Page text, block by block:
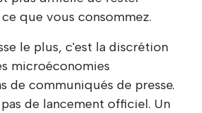
que vous consommez.
le plus, c'est la discrétion
microéconomies
de communiqués de presse.
de lancement officiel. Un